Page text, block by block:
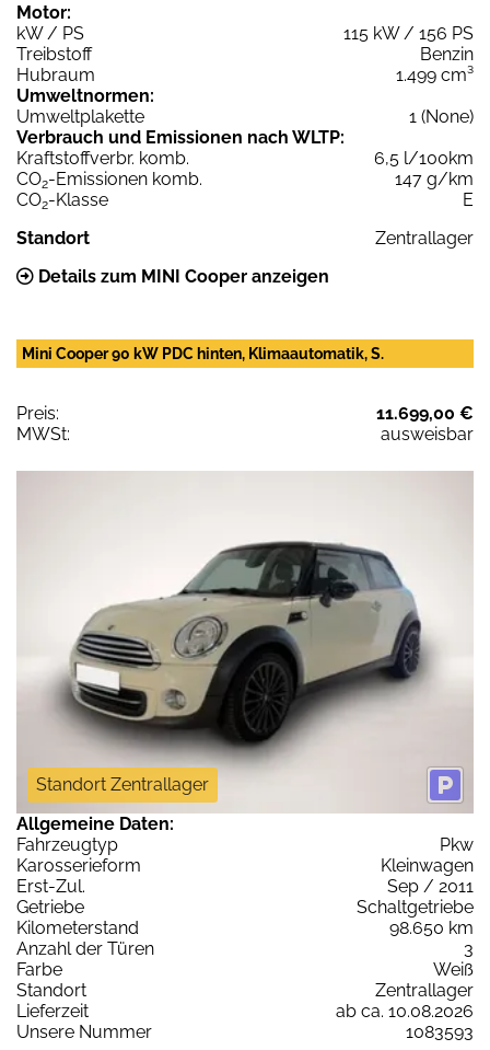
Motor:
kW / PS
115 kW / 156 PS
Treibstoff
Benzin
Hubraum
1.499 cm³
Umweltnormen:
Umweltplakette
1 (None)
Verbrauch und Emissionen nach WLTP:
Kraftstoffverbr. komb.
6,5 l/100km
CO2-Emissionen komb.
147 g/km
CO2-Klasse
E
Standort
Zentrallager
Details zum MINI Cooper anzeigen
Mini Cooper 90 kW PDC hinten, Klimaautomatik, S.
Preis:
11.699,00 €
MWSt:
ausweisbar
Standort Zentrallager
Allgemeine Daten:
Fahrzeugtyp
Pkw
Karosserieform
Kleinwagen
Erst-Zul.
Sep / 2011
Getriebe
Schaltgetriebe
Kilometerstand
98.650 km
Anzahl der Türen
3
Farbe
Weiß
Standort
Zentrallager
Lieferzeit
ab ca. 10.08.2026
Unsere Nummer
1083593